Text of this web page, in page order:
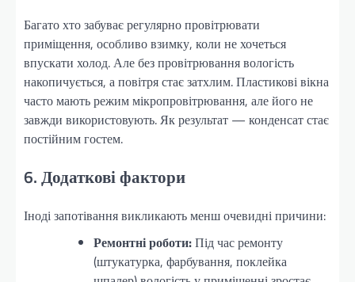
Багато хто забуває регулярно провітрювати
приміщення, особливо взимку, коли не хочеться
впускати холод. Але без провітрювання вологість
накопичується, а повітря стає затхлим. Пластикові вікна
часто мають режим мікропровітрювання, але його не
завжди використовують. Як результат — конденсат стає
постійним гостем.
6. Додаткові фактори
Іноді запотівання викликають менш очевидні причини:
Ремонтні роботи:Під час ремонту
(штукатурка, фарбування, поклейка